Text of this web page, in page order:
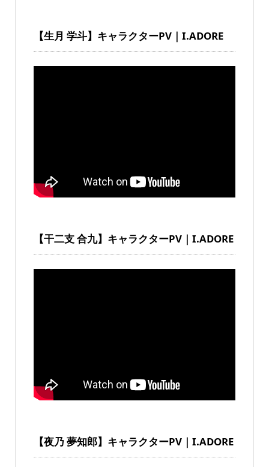
【生月 学斗】キャラクターPV｜I.ADORE
【干二支 合九】キャラクターPV｜I.ADORE
【夜乃 夢知郎】キャラクターPV｜I.ADORE